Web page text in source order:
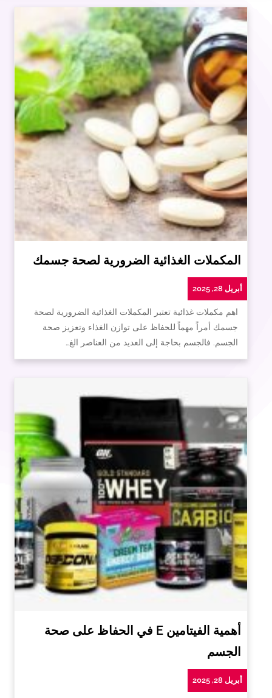
المكملات الغذائية الضرورية لصحة جسمك
أبريل 28, 2025
اهم مكملات غذائية تعتبر المكملات الغذائية الضرورية لصحة
جسمك أمراً مهماً للحفاظ على توازن الغذاء وتعزيز صحة
الجسم. فالجسم بحاجة إلى العديد من العناصر الغ…
أهمية الفيتامين E في الحفاظ على صحة
الجسم
أبريل 28, 2025